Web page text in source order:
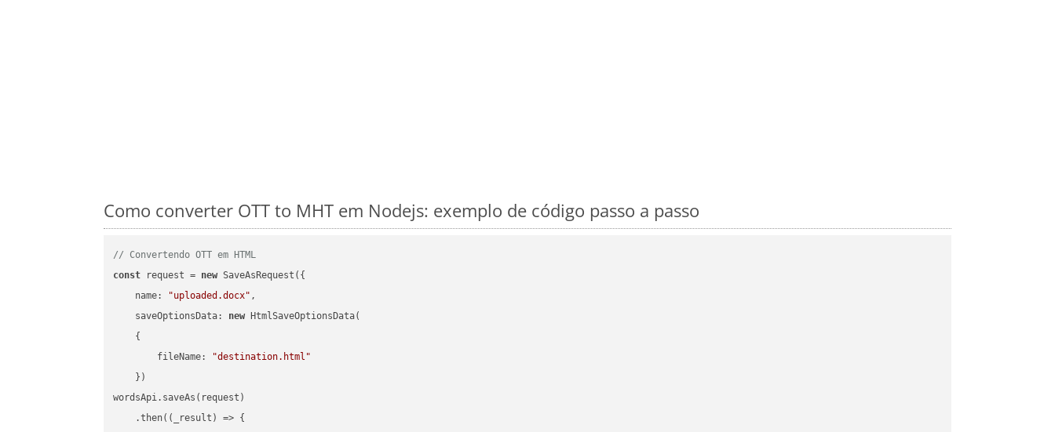
Como converter OTT to MHT em Nodejs: exemplo de código passo a passo
// Convertendo OTT em HTML
const request = new SaveAsRequest({
name: "uploaded.docx" ,
saveOptionsData: new HtmlSaveOptionsData(
    {
fileName:
"destination.html"
    })
wordsApi.saveAs(request)
    .then(
( _result ) => {